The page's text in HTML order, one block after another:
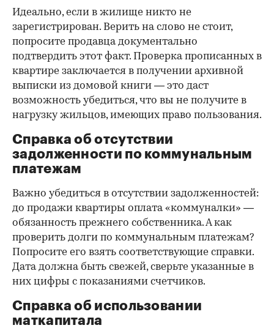
Идеально, если в жилище никто не
зарегистрирован. Верить на слово не стоит,
попросите продавца документально
подтвердить этот факт. Проверка прописанных в
квартире заключается в получении архивной
выписки из домовой книги — это даст
возможность убедиться, что вы не получите в
нагрузку жильцов, имеющих право пользования.
Справка об отсутствии
задолженности по коммунальным
платежам
Важно убедиться в отсутствии задолженностей:
до продажи квартиры оплата «коммуналки» —
обязанность прежнего собственника. А как
проверить долги по коммунальным платежам?
Попросите его взять соответствующие справки.
Дата должна быть свежей, сверьте указанные в
них цифры с показаниями счетчиков.
Справка об использовании
маткапитала